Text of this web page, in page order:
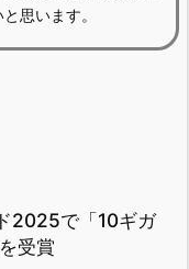
思います。
2025で「10ギガ
受賞